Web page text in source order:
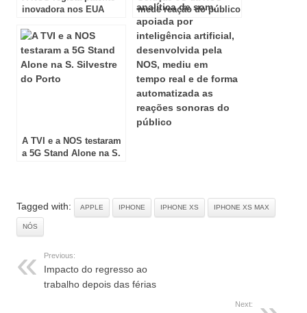
inovadora nos EUA
mede reação do público
nos concertos
A TVI e a NOS testaram
a 5G Stand Alone na S.
Tagged with: APPLE IPHONE IPHONE XS IPHONE XS MAX
NÓS
Previous:
Impacto do regresso ao
trabalho depois das férias
Next: